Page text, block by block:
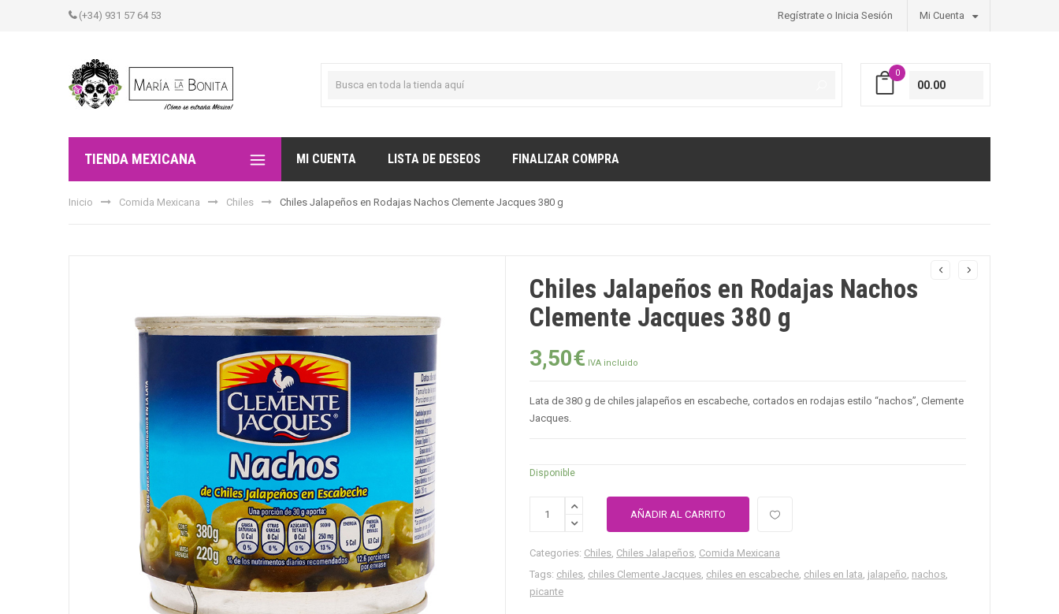
(+34) 931 57 64 53 Regístrate o Inicia Sesión Mi Cuenta
0
00.00
TIENDA MEXICANA MI CUENTA LISTA DE DESEOS FINALIZAR COMPRA
Inicio Comida Mexicana Chiles Chiles Jalapeños en Rodajas Nachos Clemente Jacques 380 g
Chiles Jalapeños en Rodajas Nachos
Clemente Jacques 380 g
3,50€ IVA incluido
Lata de 380 g de chiles jalapeños en escabeche, cortados en rodajas estilo “nachos”, Clemente
Jacques.
Disponible
AÑADIR AL CARRITO
Categories: Chiles, Chiles Jalapeños, Comida Mexicana
Tags: chiles, chiles Clemente Jacques, chiles en escabeche, chiles en lata, jalapeño, nachos,
picante